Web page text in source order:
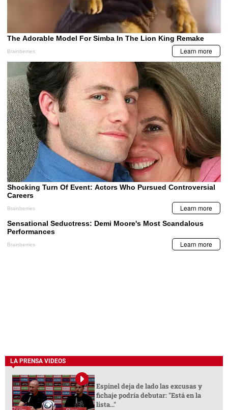
LA PRENSA VIDEOS
Espinel deja de lado las excusas y
fichaje podría debutar: "Está en la
lista..."